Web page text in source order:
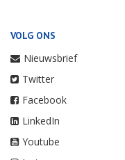
VOLG ONS
Nieuwsbrief
Twitter
Facebook
LinkedIn
Youtube